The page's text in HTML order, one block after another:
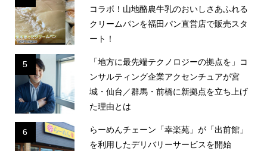
コラボ！山地酪農牛乳のおいしさあふれる
クリームパンを福田パン直営店で販売スタ
ート！
5
「地方に最先端テクノロジーの拠点を」コ
ンサルティング企業アクセンチュアが宮
城・仙台／群馬・前橋に新拠点を立ち上げ
た理由とは
6
らーめんチェーン「幸楽苑」が「出前館」
を利用したデリバリーサービスを開始